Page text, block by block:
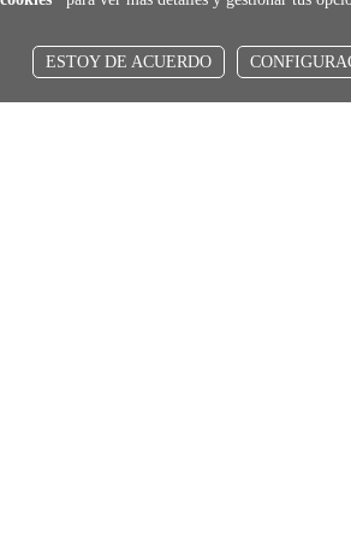
ESTOY DE ACUERDO